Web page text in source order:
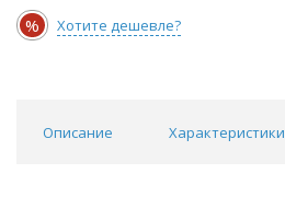
% Хотите дешевле?
Описание Характеристики